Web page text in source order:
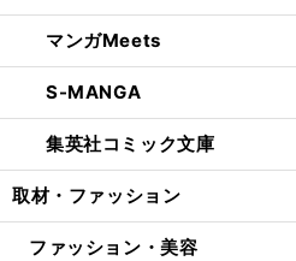
マンガMeets
S-MANGA
集英社コミック文庫
取材・ファッション
ファッション・美容